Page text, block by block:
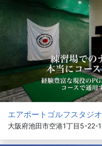
エアポートゴルフスタジオ
大阪府池田市空港1丁目5-22-1